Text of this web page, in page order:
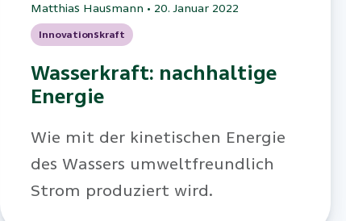
Matthias Hausmann • 20. Januar 2022
Innovationskraft
Wasserkraft: nachhaltige
Energie
Wie mit der kinetischen Energie
des Wassers umweltfreundlich
Strom produziert wird.